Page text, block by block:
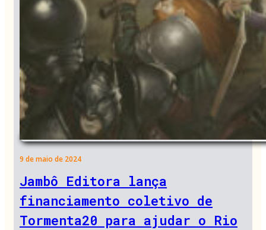
9 de maio de 2024
Jambô Editora lança
financiamento coletivo de
Tormenta20 para ajudar o Rio